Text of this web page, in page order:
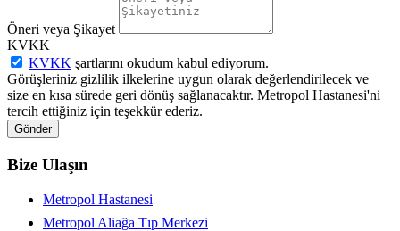
Öneri veya Şikayet
KVKK
KVKK şartlarını okudum kabul ediyorum.
Görüşleriniz gizlilik ilkelerine uygun olarak değerlendirilecek ve
size en kısa sürede geri dönüş sağlanacaktır. Metropol Hastanesi'ni
tercih ettiğiniz için teşekkür ederiz.
Gönder
Bize Ulaşın
Metropol Hastanesi
Metropol Aliağa Tıp Merkezi